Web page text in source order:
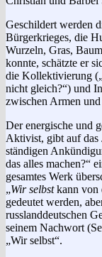
Geschildert werden
Bürgerkrieges, die
Wurzeln, Gras,
konnte, schätzte er
die Kollektivierung
nicht gleich?“) und
zwischen Armen
Der energische und
Aktivist, gibt auf das
ständigen
das alles machen?“
gesamtes Werk
„Wir selbstkann von
gedeutet werden,
russlanddeutschen
seinem Nachwort
„Wir selbst“.